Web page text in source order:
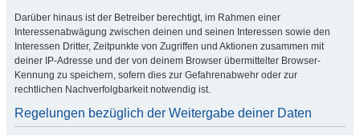
Darüber hinaus ist der Betreiber berechtigt, im Rahmen einer
Interessenabwägung zwischen deinen und seinen Interessen sowie den
Interessen Dritter, Zeitpunkte von Zugriffen und Aktionen zusammen mit
deiner IP-Adresse und der von deinem Browser übermittelter Browser-
Kennung zu speichern, sofern dies zur Gefahrenabwehr oder zur
rechtlichen Nachverfolgbarkeit notwendig ist.
Regelungen bezüglich der Weitergabe deiner Daten